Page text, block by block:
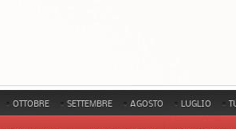
OTTOBRE SETTEMBRE AGOSTO LUGLIO